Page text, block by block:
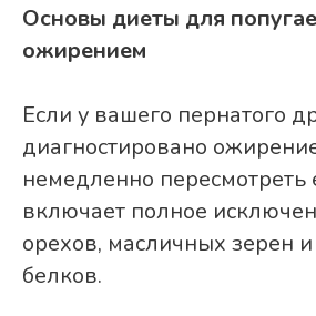
Основы диеты для
ожирением
Если у вашего пернатого
диагностировано
немедленно пересмотреть
включает полное
орехов, масличных зерен
белков.